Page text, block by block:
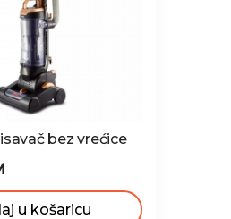
bez vrećice
u košaricu